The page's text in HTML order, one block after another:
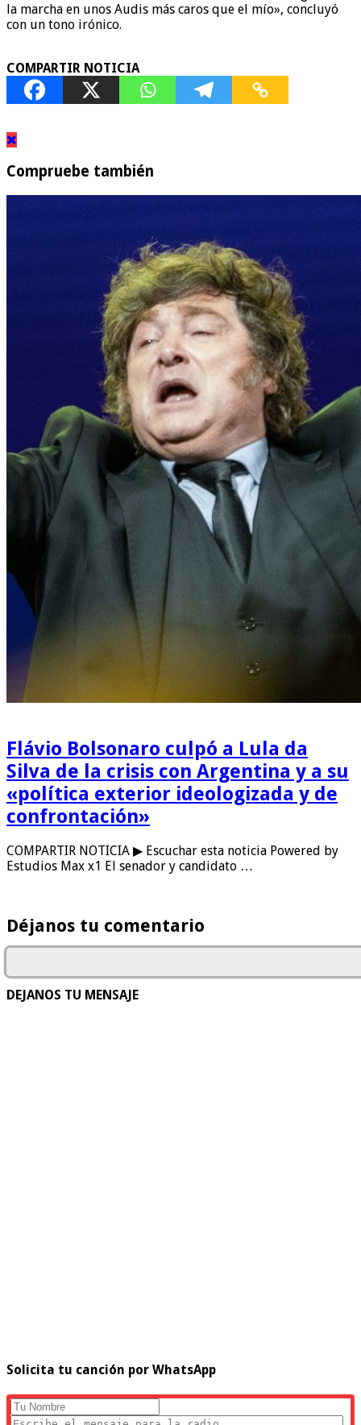
la marcha en unos Audis más caros que el mío», concluyó
con un tono irónico.
COMPARTIR NOTICIA
Compruebe también
Flávio Bolsonaro culpó a Lula da
Silva de la crisis con Argentina y a su
«política exterior ideologizada y de
confrontación»
COMPARTIR NOTICIA ▶ Escuchar esta noticia Powered by
Estudios Max x1 El senador y candidato …
Déjanos tu comentario
DEJANOS TU MENSAJE
Solicita tu canción por WhatsApp